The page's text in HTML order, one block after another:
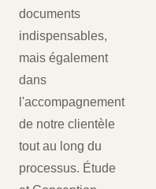
documents
indispensables,
mais également
dans
l'accompagnement
de notre clientèle
tout au long du
processus. Étude